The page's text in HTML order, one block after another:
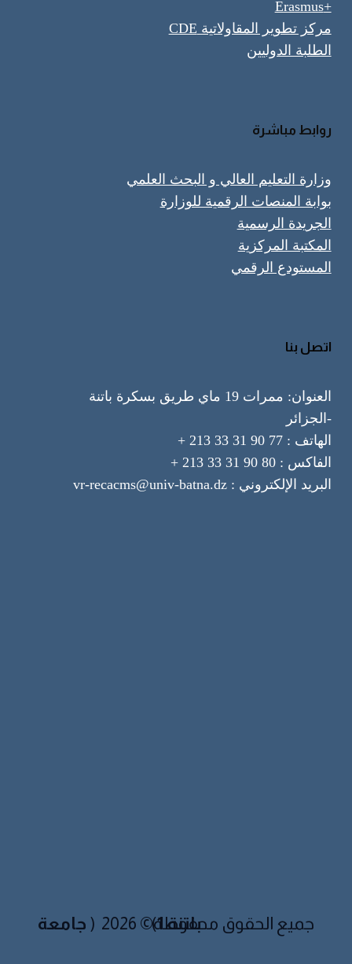
+Erasmus
مركز تطوير المقاولاتية CDE
الطلبة الدوليين
روابط مباشرة
وزارة التعليم العالي و البحث العلمي
بوابة المنصات الرقمية للوزارة
الجريدة الرسمية
المكتبة المركزية
المستودع الرقمي
اتصل بنا
العنوان: ممرات 19 ماي طريق بسكرة باتنة
-الجزائر
الهاتف : 77 90 31 33 213 +
الفاكس : 80 90 31 33 213 +
البريد الإلكتروني : vr-recacms@univ-batna.dz
جميع الحقوق محفوظة© 2026 (
جامعة باتنة 1 )